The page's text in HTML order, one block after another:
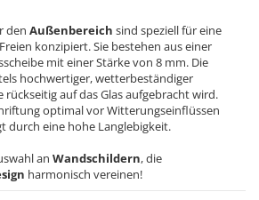
den Außenbereich sind speziell für eine
konzipiert. Sie bestehen aus einer
mit einer Stärke von 8 mm. Die
hochwertiger, wetterbeständiger
rückseitig auf das Glas aufgebracht wird.
optimal vor Witterungseinflüssen
durch eine hohe Langlebigkeit.
an Wandschildern, die
harmonisch vereinen!